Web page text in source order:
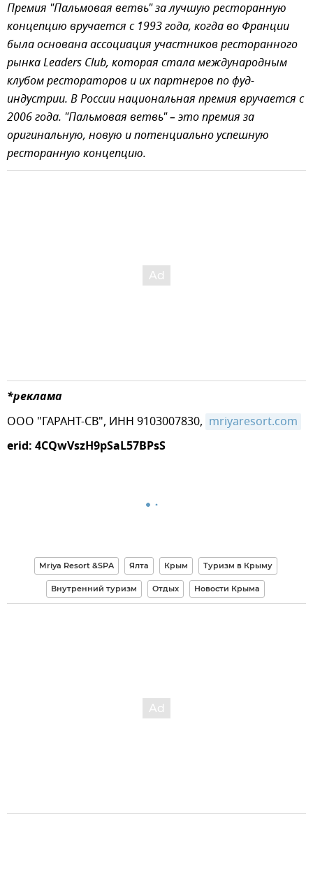
Премия "Пальмовая ветвь" за лучшую ресторанную
концепцию вручается с 1993 года, когда во Франции
была основана ассоциация участников ресторанного
рынка Leaders Club, которая стала международным
клубом рестораторов и их партнеров по фуд-
индустрии. В России национальная премия вручается с
2006 года. "Пальмовая ветвь" – это премия за
оригинальную, новую и потенциально успешную
ресторанную концепцию.
*реклама
ООО "ГАРАНТ-СВ", ИНН 9103007830, mriyaresort.com
erid: 4CQwVszH9pSaL57BPsS
Mriya Resort &SPA Ялта Крым Туризм в Крыму
Внутренний туризм Отдых Новости Крыма